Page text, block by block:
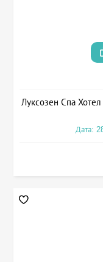
Луксозен Спа
Дата: